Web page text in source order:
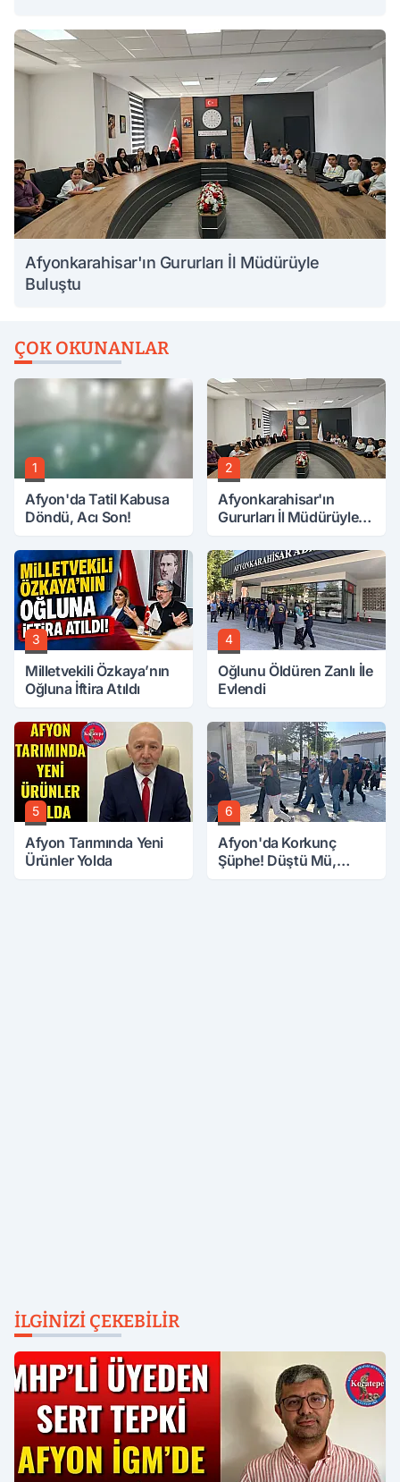
Afyonkarahisar'ın Gururları İl Müdürüyle
Buluştu
ÇOK OKUNANLAR
1
Afyon'da Tatil Kabusa
Döndü, Acı Son!
2
Afyonkarahisar'ın
Gururları İl Müdürüyle
3
Milletvekili Özkaya’nın
Oğluna İftira Atıldı
4
Oğlunu Öldüren Zanlı İle
Evlendi
5
Afyon Tarımında Yeni
Ürünler Yolda
6
Afyon'da Korkunç
Şüphe! Düştü Mü,
İLGINIZI ÇEKEBILIR